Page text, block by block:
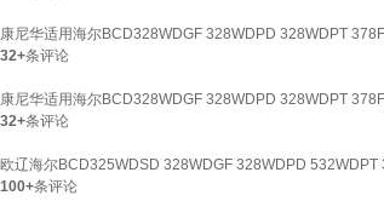
康尼华适用海尔BCD328WDGF 328WDPD 328WDPT
32+条评论
康尼华适用海尔BCD328WDGF 328WDPD 328WDPT
32+条评论
欧辽海尔BCD325WDSD 328WDGF 328WDPD
100+条评论